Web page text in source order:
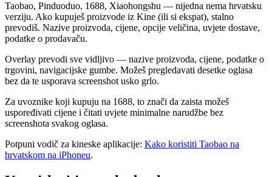
Taobao, Pinduoduo, 1688, Xiaohongshu — nijedna nema hrvatsku
verziju. Ako kupuješ proizvode iz Kine (ili si ekspat), stalno
prevodiš. Nazive proizvoda, cijene, opcije veličina, uvjete dostave,
podatke o prodavaču.
Overlay prevodi sve vidljivo — nazive proizvoda, cijene, podatke o
trgovini, navigacijske gumbe. Možeš pregledavati desetke oglasa
bez da te usporava screenshot usko grlo.
Za uvoznike koji kupuju na 1688, to znači da zaista možeš
uspoređivati cijene i čitati uvjete minimalne narudžbe bez
screenshota svakog oglasa.
Potpuni vodič za kineske aplikacije: Kako koristiti Taobao na
hrvatskom na iPhoneu.